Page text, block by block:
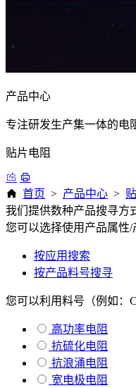
产品中心
专注研发生产集一体的电
贴片电阻
首页 > 产品中心 >
我们提供数种产品搜寻方
您可以选择使用产品属性
按应用搜索
按产品料号搜寻
您可以利用料号（例如：
高功率电阻
抗硫化电阻
抗浪涌电阻
宽电极电阻